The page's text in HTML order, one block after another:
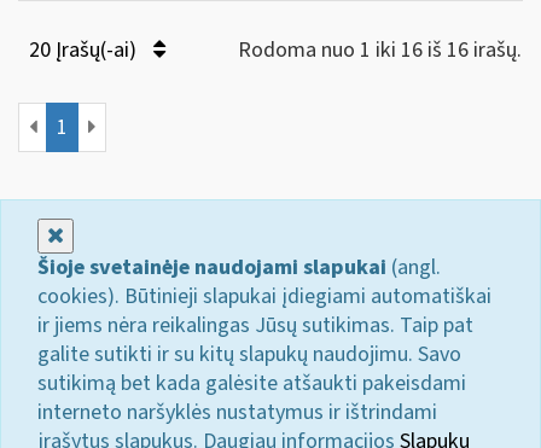
20 Įrašų(-ai) Rodoma nuo 1 iki 16 iš 16 irašų.
1
Šioje svetainėje naudojami slapukai (angl.
cookies). Būtinieji slapukai įdiegiami automatiškai
ir jiems nėra reikalingas Jūsų sutikimas. Taip pat
galite sutikti ir su kitų slapukų naudojimu. Savo
sutikimą bet kada galėsite atšaukti pakeisdami
interneto naršyklės nustatymus ir ištrindami
įrašytus slapukus. Daugiau informacijos Slapukų